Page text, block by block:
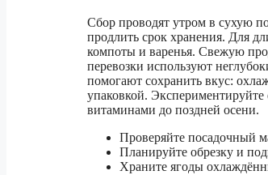
Сбор проводят утром в сухую
продлить срок хранения. Для
компоты и варенья. Свежую
перевозки используют
помогают сохранить вкус:
упаковкой.
витаминами до поздней осени.
Проверяйте посадочный
Планируйте обрезку и
Храните ягоды